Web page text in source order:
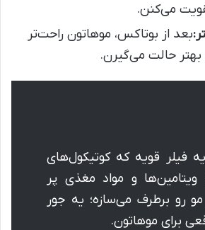
می‌کنن.
بعد از بوتاکس، موهاتون راحت‌تر
حالت می‌گیرن.
فیلر قویه که کوتیکول‌های
ویتامین‌ها و مواد مغذی پر
رو برطرف می‌سازه؛ یه جور
برای موهاتون.